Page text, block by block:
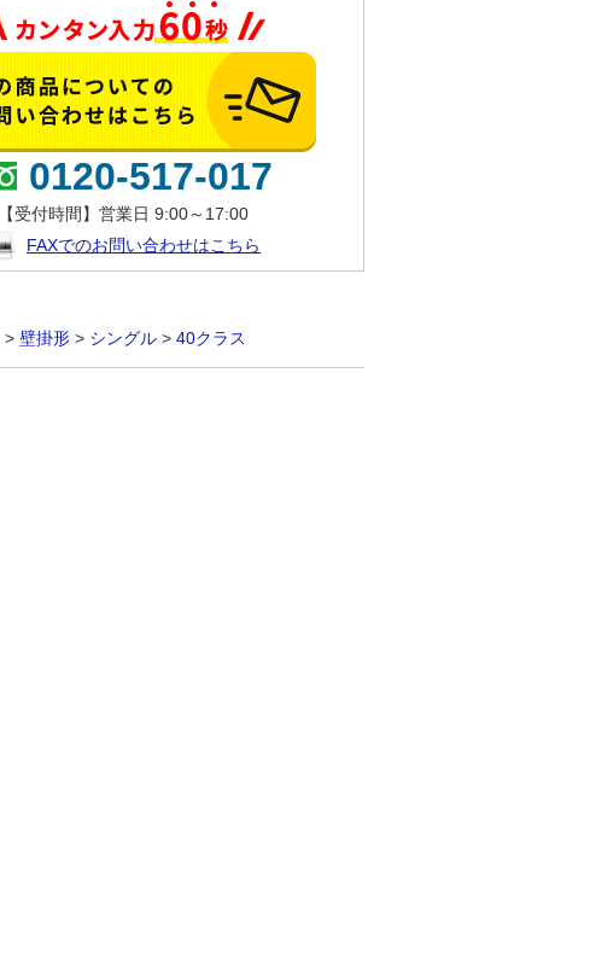
0120-517-017
【受付時間】営業日 9:00～17:00
FAXでのお問い合わせはこちら
> 壁掛形 > シングル > 40クラス